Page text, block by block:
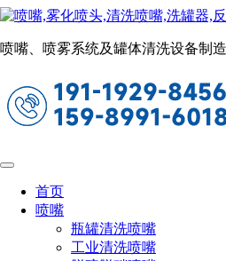
喷嘴、喷雾系统及罐体清洗设备制
首页
喷嘴
瓶罐清洗喷嘴
工业清洗喷嘴
新闻动态
2023-08-02 09:10:26 阅读量：776
法，对于混凝土搅拌站行业而言，